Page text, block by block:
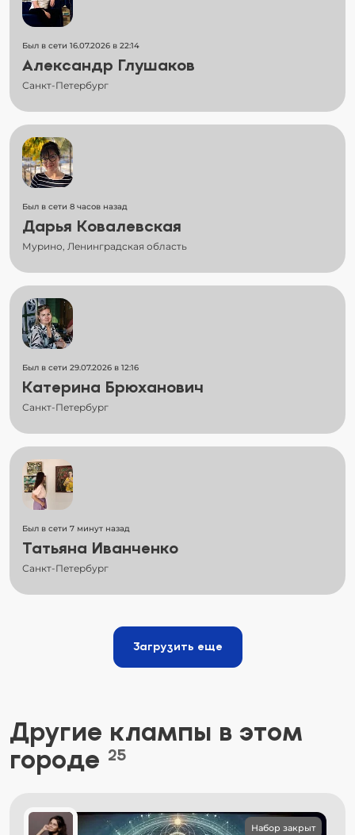
Был в сети 16.07.2026 в 22:14
Александр Глушаков
Санкт-Петербург
Был в сети 8 часов назад
Дарья Ковалевская
Мурино, Ленинградская область
Был в сети 29.07.2026 в 12:16
Катерина Брюханович
Санкт-Петербург
Был в сети 7 минут назад
Татьяна Иванченко
Санкт-Петербург
Загрузить еще
Другие клампы в этом
городе 25
Набор закрыт